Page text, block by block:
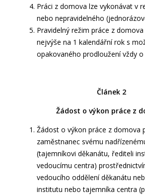
Práci z domova lze vykonávat v
nebo nepravidelného
Pravidelný režim práce z
nejvýše na 1 kalendářní rok s
opakovaného prodloužení vždy
Článek 2
Žádost o výkon práce z
Žádost o výkon práce z domova
zaměstnanec svému
(tajemníkovi děkanátu, řediteli
vedoucímu centra)
vedoucího oddělení děkanátu
institutu nebo tajemníka centra